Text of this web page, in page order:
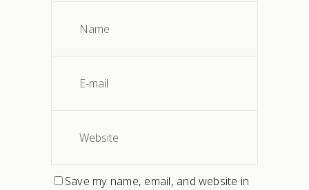
Save my name, email, and website in